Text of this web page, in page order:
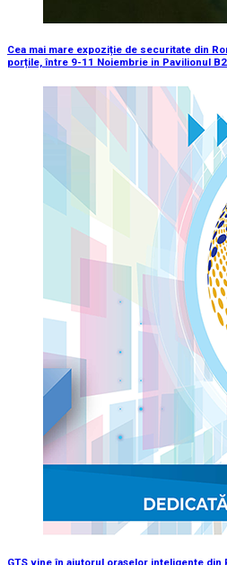
Cea mai mare expoziție de securitate din
porțile, între 9-11 Noiembrie in Pavilionul
GTS vine în ajutorul orașelor inteligente